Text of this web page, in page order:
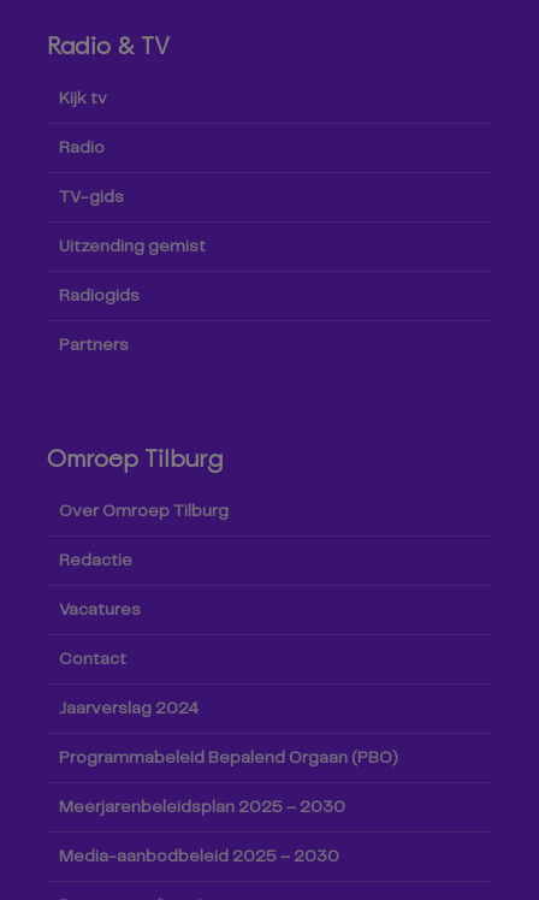
Radio & TV
Kijk tv
Radio
TV-gids
Uitzending gemist
Radiogids
Partners
Omroep Tilburg
Over Omroep Tilburg
Redactie
Vacatures
Contact
Jaarverslag 2024
Programmabeleid Bepalend Orgaan (PBO)
Meerjarenbeleidsplan 2025 – 2030
Media-aanbodbeleid 2025 – 2030